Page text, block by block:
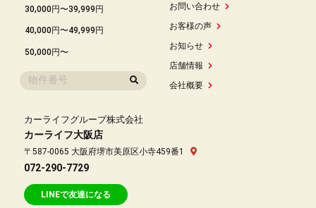
30,000円〜39,999円
40,000円〜49,999円
50,000円〜
お問い合わせ
お客様の声
お知らせ
店舗情報
会社概要
カーライフグループ株式会社
カーライフ大阪店
〒587-0065 大阪府堺市美原区小寺459番1
072-290-7729
LINEで友達になる